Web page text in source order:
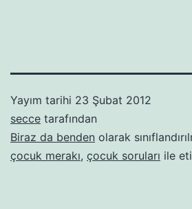
Yayım tarihi 23 Şubat 2012
secce tarafından
Biraz da benden olarak
çocuk merakı, çocuk soruları ile